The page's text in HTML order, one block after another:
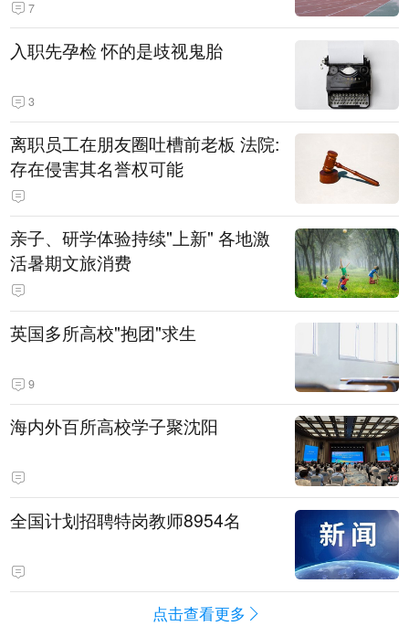
7
入职先孕检 怀的是歧视鬼胎
3
离职员工在朋友圈吐槽前老板 法院:
存在侵害其名誉权可能
亲子、研学体验持续"上新" 各地激
活暑期文旅消费
英国多所高校"抱团"求生
9
海内外百所高校学子聚沈阳
全国计划招聘特岗教师8954名
点击查看更多